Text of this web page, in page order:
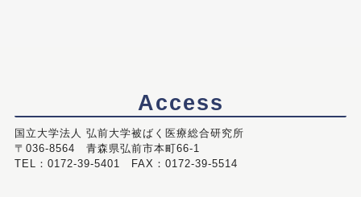
Access
国立大学法人 弘前大学被ばく医療総合研究所
〒036-8564 青森県弘前市本町66-1
TEL：0172-39-5401 FAX：0172-39-5514